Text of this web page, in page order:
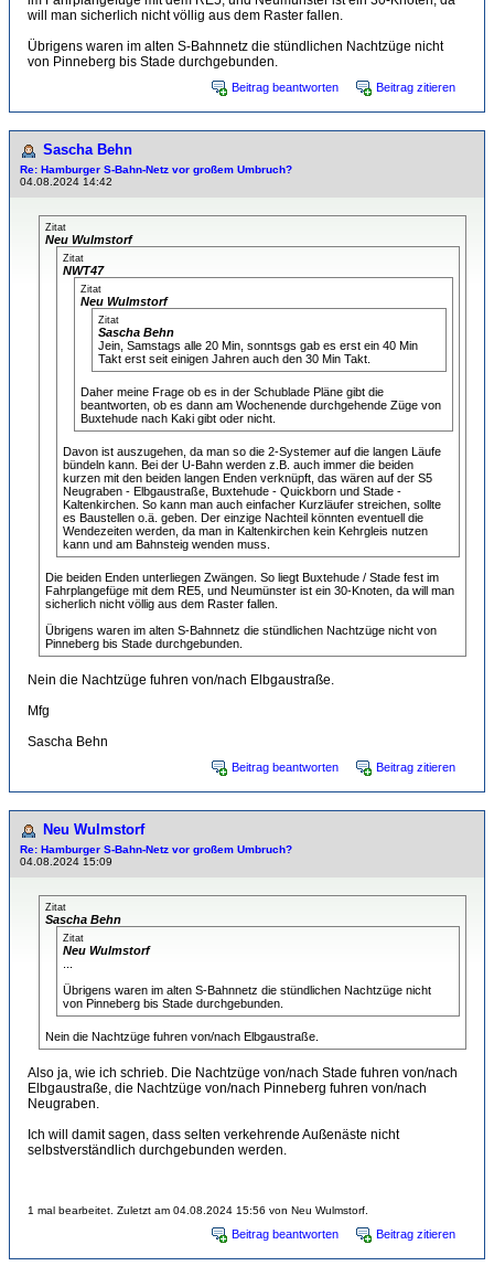
will man sicherlich nicht völlig aus dem Raster fallen.
Übrigens waren im alten S-Bahnnetz die stündlichen Nachtzüge nicht
von Pinneberg bis Stade durchgebunden.
Beitrag beantworten Beitrag zitieren
Sascha Behn
Re: Hamburger S-Bahn-Netz vor großem Umbruch?
04.08.2024 14:42
Zitat
Neu Wulmstorf
Zitat
NWT47
Zitat
Neu Wulmstorf
Zitat
Sascha Behn
Jein, Samstags alle 20 Min, sonntsgs gab es erst ein 40 Min
Takt erst seit einigen Jahren auch den 30 Min Takt.
Daher meine Frage ob es in der Schublade Pläne gibt die
beantworten, ob es dann am Wochenende durchgehende Züge von
Buxtehude nach Kaki gibt oder nicht.
Davon ist auszugehen, da man so die 2-Systemer auf die langen Läufe
bündeln kann. Bei der U-Bahn werden z.B. auch immer die beiden
kurzen mit den beiden langen Enden verknüpft, das wären auf der S5
Neugraben - Elbgaustraße, Buxtehude - Quickborn und Stade -
Kaltenkirchen. So kann man auch einfacher Kurzläufer streichen, sollte
es Baustellen o.ä. geben. Der einzige Nachteil könnten eventuell die
Wendezeiten werden, da man in Kaltenkirchen kein Kehrgleis nutzen
kann und am Bahnsteig wenden muss.
Die beiden Enden unterliegen Zwängen. So liegt Buxtehude / Stade fest im
Fahrplangefüge mit dem RE5, und Neumünster ist ein 30-Knoten, da will man
sicherlich nicht völlig aus dem Raster fallen.
Übrigens waren im alten S-Bahnnetz die stündlichen Nachtzüge nicht von
Pinneberg bis Stade durchgebunden.
Nein die Nachtzüge fuhren von/nach Elbgaustraße.
Mfg
Sascha Behn
Beitrag beantworten Beitrag zitieren
Neu Wulmstorf
Re: Hamburger S-Bahn-Netz vor großem Umbruch?
04.08.2024 15:09
Zitat
Sascha Behn
Zitat
Neu Wulmstorf
Übrigens waren im alten S-Bahnnetz die stündlichen Nachtzüge nicht
von Pinneberg bis Stade durchgebunden.
Nein die Nachtzüge fuhren von/nach Elbgaustraße.
Also ja, wie ich schrieb. Die Nachtzüge von/nach Stade fuhren von/nach
Elbgaustraße, die Nachtzüge von/nach Pinneberg fuhren von/nach
Neugraben.
Ich will damit sagen, dass selten verkehrende Außenäste nicht
selbstverständlich durchgebunden werden.
1 mal bearbeitet. Zuletzt am 04.08.2024 15:56 von Neu Wulmstorf.
Beitrag beantworten Beitrag zitieren